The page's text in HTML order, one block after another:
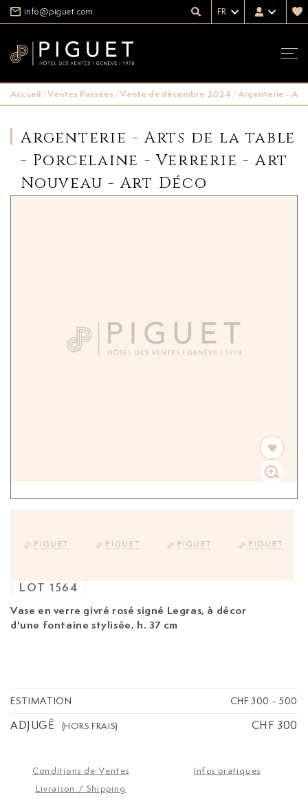
info@piguet.com FR
Accueil/Ventes Passées/Vente de décembre 2024 /Argenterie -
Argenterie - Arts de la table
- Porcelaine - Verrerie - Art
Nouveau - Art Déco
Vase en verre givré rosé signé Legras,
d'une fontaine stylisée, h. 37 cm
LOT 1564
ESTIMATION CHF 300 - 500
ADJUGÉ (HORS FRAIS) CHF 300
Conditions de Ventes
Infos pratiques
Livraison / Shipping